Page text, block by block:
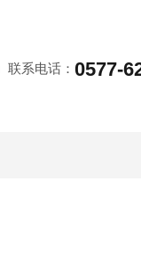
联系电话：0577-